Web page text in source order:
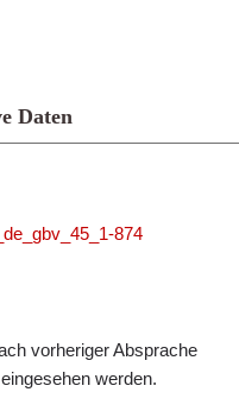
Daten
874
vorheriger Absprache
werden.